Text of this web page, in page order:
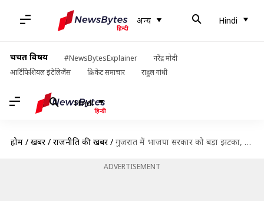
अन्य Hindi
चर्चित विषय #NewsBytesExplainer
नरेंद्र मोदी
आर्टिफिशियल इंटेलिजेंस
क्रिकेट समाचार राहुल गांधी
Hindi
होम / खबरें / राजनीति की खबरें / गुजरात में भाजपा सरकार को बड़ा झटका, हाई कोर्ट ने रद्द किया मंत्री का चुनाव
ADVERTISEMENT